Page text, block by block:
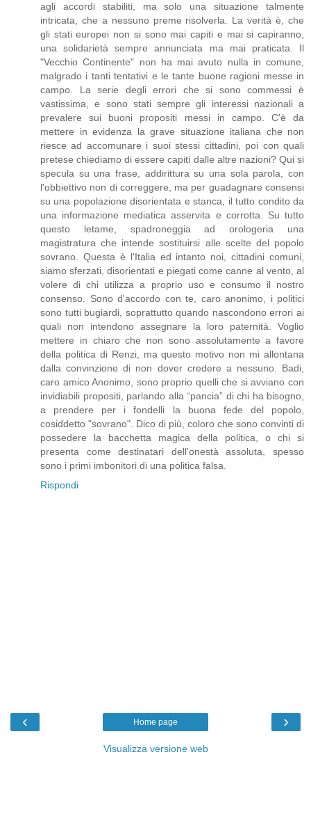
agli accordi stabiliti, ma solo una situazione talmente
intricata, che a nessuno preme risolverla. La verità è, che
gli stati europei non si sono mai capiti e mai si capiranno,
una solidarietà sempre annunciata ma mai praticata. Il
"Vecchio Continente" non ha mai avuto nulla in comune,
malgrado i tanti tentativi e le tante buone ragioni messe in
campo. La serie degli errori che si sono commessi è
vastissima, e sono stati sempre gli interessi nazionali a
prevalere sui buoni propositi messi in campo. C'è da
mettere in evidenza la grave situazione italiana che non
riesce ad accomunare i suoi stessi cittadini, poi con quali
pretese chiediamo di essere capiti dalle altre nazioni? Qui si
specula su una frase, addirittura su una sola parola, con
l'obbiettivo non di correggere, ma per guadagnare consensi
su una popolazione disorientata e stanca, il tutto condito da
una informazione mediatica asservita e corrotta. Su tutto
questo letame, spadroneggia ad orologeria una
magistratura che intende sostituirsi alle scelte del popolo
sovrano. Questa è l'Italia ed intanto noi, cittadini comuni,
siamo sferzati, disorientati e piegati come canne al vento, al
volere di chi utilizza a proprio uso e consumo il nostro
consenso. Sono d'accordo con te, caro anonimo, i politici
sono tutti bugiardi, soprattutto quando nascondono errori ai
quali non intendono assegnare la loro paternità. Voglio
mettere in chiaro che non sono assolutamente a favore
della politica di Renzi, ma questo motivo non mi allontana
dalla convinzione di non dover credere a nessuno. Badi,
caro amico Anonimo, sono proprio quelli che si avviano con
invidiabili propositi, parlando alla “pancia” di chi ha bisogno,
a prendere per i fondelli la buona fede del popolo,
cosiddetto "sovrano". Dico di più, coloro che sono convinti di
possedere la bacchetta magica della politica, o chi si
presenta come destinatari dell'onestà assoluta, spesso
sono i primi imbonitori di una politica falsa.
Rispondi
‹ ›
Home page
Visualizza versione web